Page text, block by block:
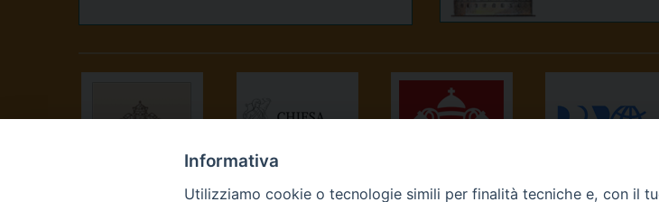
Informativa
Utilizziamo cookie o tecnologie simili per finalità tecniche e, con il